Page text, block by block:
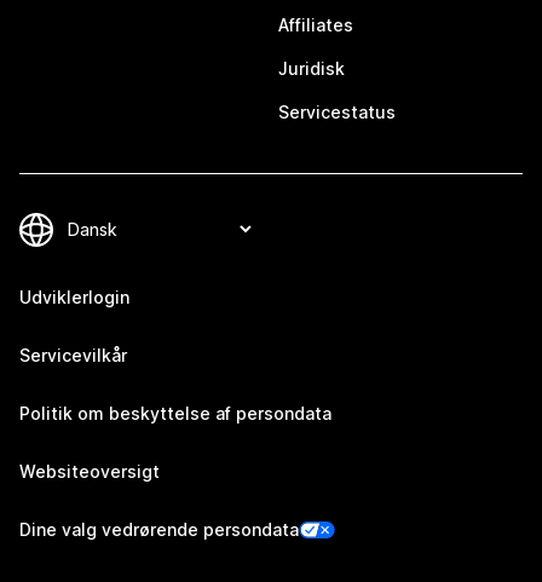
Affiliates
Juridisk
Servicestatus
Udviklerlogin
Servicevilkår
Politik om beskyttelse af persondata
Websiteoversigt
Dine valg vedrørende persondata